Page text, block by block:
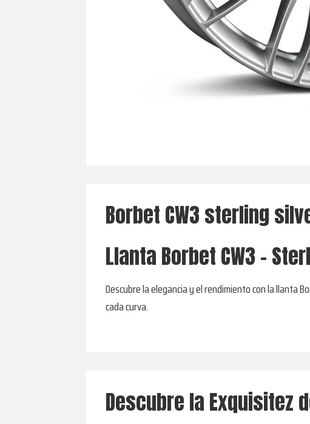
Borbet CW3 sterling
Llanta Borbet CW3 -
Descubre la elegancia y el rendimiento con la llanta
cada curva.
Descubre la Exquisitez